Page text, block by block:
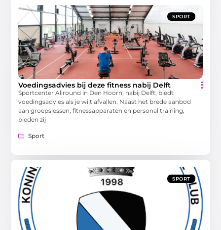
SPORT
Voedingsadvies bij deze fitness nabij Delft
Sportcenter Allround in Den Hoorn, nabij Delft, biedt
voedingsadvies als je wilt afvallen. Naast het brede aanbod
aan groepslessen, fitnessapparaten en personal training,
bieden zij
Sport
SPORT